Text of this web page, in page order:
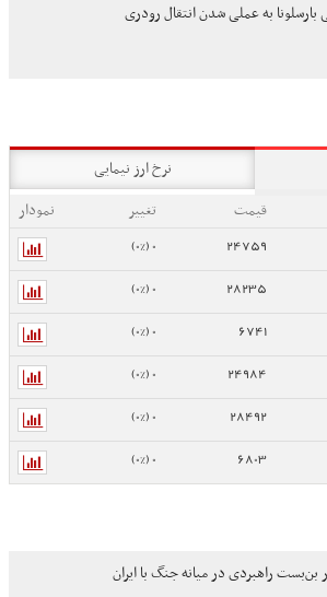
به عملی شدن انتقال رودری
نرخ ارز نیمایی
قیمت تغییر
نمودار
24759
0 (0%)
28235
0 (0%)
6741
0 (0%)
24984
0 (0%)
28492
0 (0%)
6803
0 (0%)
بن‌بست راهبردی در میانه جنگ با ایران